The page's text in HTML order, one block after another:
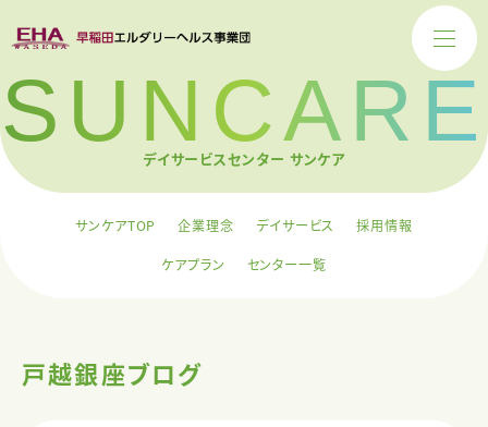
SUNCARE
デイサービスセンター サンケア
サンケアTOP 企業理念 デイサービス
採用情報
ケアプラン
センター一覧
戸越銀座ブログ